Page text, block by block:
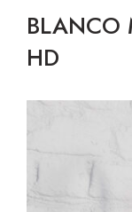
BLANCO
HD